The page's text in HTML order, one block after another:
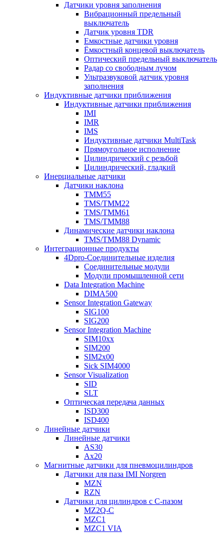
Датчики уровня заполнения
Вибрационный предельный
выключатель
Датчик уровня TDR
Емкостные датчики уровня
Ёмкостный концевой выключатель
Оптический предельный выключатель
Радар со свободным лучом
Ультразвуковой датчик уровня
заполнения
Индуктивные датчики приближения
Индуктивные датчики приближения
IMI
IMR
IMS
Индуктивные датчики MultiTask
Прямоугольное исполнение
Цилиндрический с резьбой
Цилиндрический, гладкий
Инерциальные датчики
Датчики наклона
TMM55
TMS/TMM22
TMS/TMM61
TMS/TMM88
Динамические датчики наклона
TMS/TMM88 Dynamic
Интеграционные продукты
4Dpro-Соединительные изделия
Соединительные модули
Модули промышленной сети
Data Integration Machine
DIMA500
Sensor Integration Gateway
SIG100
SIG200
Sensor Integration Machine
SIM10xx
SIM200
SIM2x00
Sick SIM4000
Sensor Visualization
SID
SLT
Оптическая передача данных
ISD300
ISD400
Линейные датчики
Линейные датчики
AS30
Ax20
Магнитные датчики для пневмоцилиндров
Датчики для паза IMI Norgren
MZN
RZN
Датчики для цилиндров с С-пазом
MZ2Q-C
MZC1
MZC1 VIA